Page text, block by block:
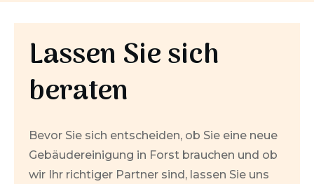
Lassen Sie sich
beraten
Bevor Sie sich entscheiden, ob Sie eine neue
Gebäudereinigung in Forst brauchen und ob
wir Ihr richtiger Partner sind, lassen Sie uns